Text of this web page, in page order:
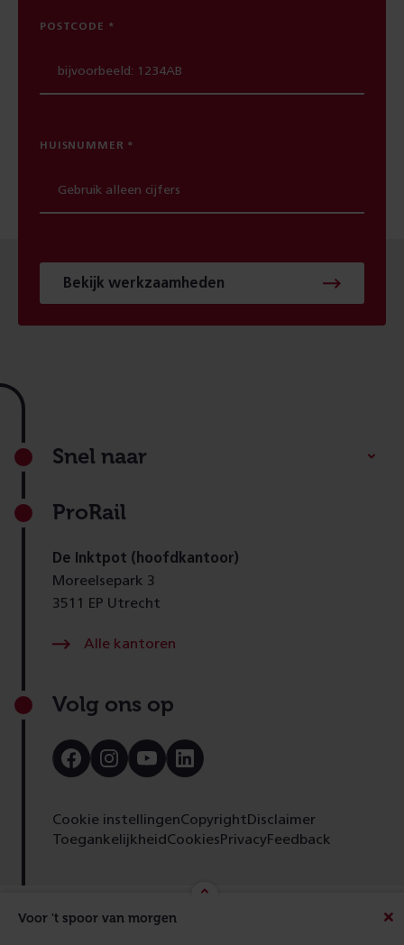
Voor 't spoor van morgen
POSTCODE
HUISNUMMER
Bekijk werkzaamheden
Footer
Snel naar
ProRail
De Inktpot (hoofdkantoor)
Moreelsepark 3
3511 EP Utrecht
Alle kantoren
Volg ons op
Bezoek
onze
Bezoek
onze
Bezoek
onze
Bezoek
onze
Cookie instellingenCopyright Disclaimer
Toegankelijkheid Cookies PrivacyFeedback